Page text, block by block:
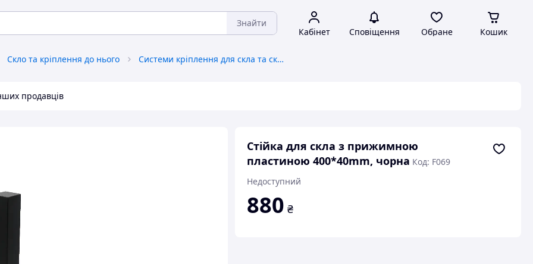
Знайти
Кабінет Сповіщення Обране Кошик
Скло та кріплення до нього Системи кріплення для скла та скляних конструкцій
продавців
Стійка для скла з прижимною
пластиною 400*40mm, чорна Код: F069
Недоступний
880 ₴